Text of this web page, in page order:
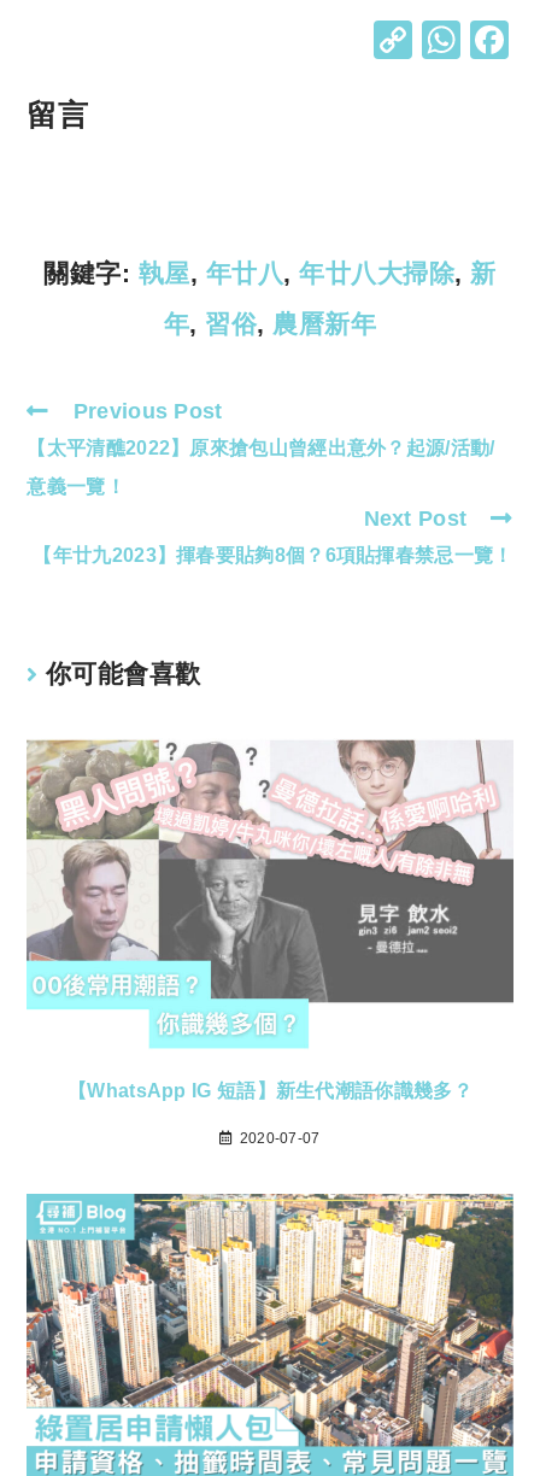
C
k
W
p
留言
關鍵字: 執屋, 年廿八, 年廿八大掃除, 新
年, 習俗, 農曆新年
Read
more
articles
Previous Post
【太平清醮2022】原來搶包山曾經出意外？起源/活動/
意義一覽！
Next Post
【年廿九2023】揮春要貼夠8個？6項貼揮春禁忌一覽！
你可能會喜歡
【WhatsApp IG 短語】新生代潮語你識幾多？
2020-07-07